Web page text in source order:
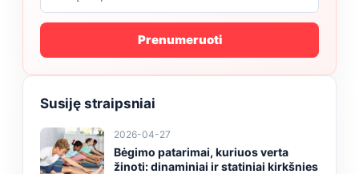
Prenumeruoti
Susiję straipsniai
2026-04-27
Bėgimo patarimai, kuriuos verta
žinoti: dinaminiai ir statiniai kirkšnies